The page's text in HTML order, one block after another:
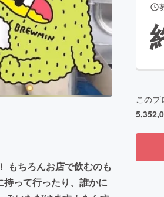
for Social Good
CAMPFIRE Creation
ふるさと納税 machi-ya コミュニティ
もちろんお店で飲むのも
って行ったり、誰かに
このプ